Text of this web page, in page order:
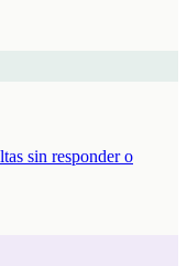
sin responder o